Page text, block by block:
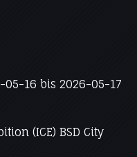
05-16 bis 2026-05-17
(ICE) BSD City